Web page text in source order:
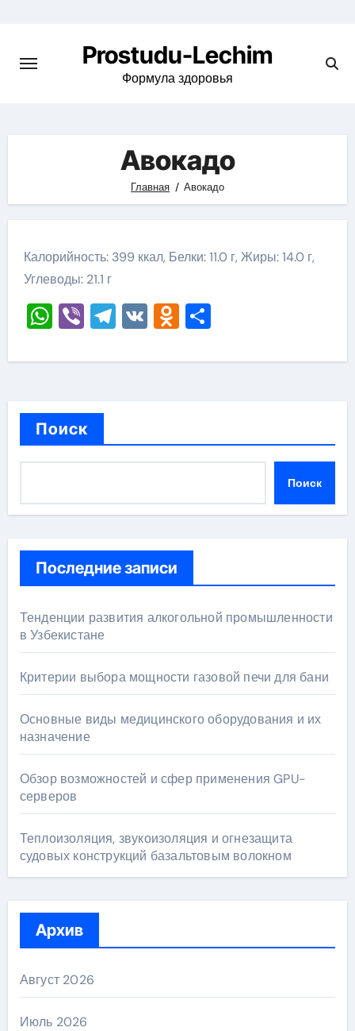
содержимому
Prostudu-Lechim
Формула здоровья
Авокадо
Главная Авокадо
Калорийность: 399 ккал, Белки: 11.0 г, Жиры: 14.0 г,
Углеводы: 21.1 г
WhatsApp
ViberTelegram
VKOdnoklassniki
Отправить
Поиск
Поиск
Последние записи
Тенденции развития алкогольной промышленности
в Узбекистане
Критерии выбора мощности газовой печи для бани
Основные виды медицинского оборудования и их
назначение
Обзор возможностей и сфер применения GPU-
серверов
Теплоизоляция, звукоизоляция и огнезащита
судовых конструкций базальтовым волокном
Архив
Август 2026
Июль 2026